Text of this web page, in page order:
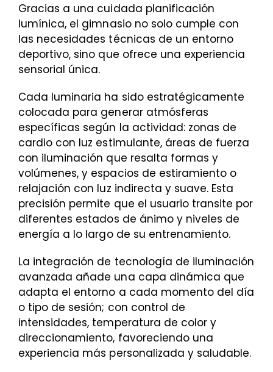
Gracias a una cuidada planificación
lumínica, el gimnasio no solo cumple con
las necesidades técnicas de un entorno
deportivo, sino que ofrece una experiencia
sensorial única.
Cada luminaria ha sido estratégicamente
colocada para generar atmósferas
específicas según la actividad: zonas de
cardio con luz estimulante, áreas de fuerza
con iluminación que resalta formas y
volúmenes, y espacios de estiramiento o
relajación con luz indirecta y suave. Esta
precisión permite que el usuario transite por
diferentes estados de ánimo y niveles de
energía a lo largo de su entrenamiento.
La integración de tecnología de iluminación
avanzada añade una capa dinámica que
adapta el entorno a cada momento del día
o tipo de sesión; con control de
intensidades, temperatura de color y
direccionamiento, favoreciendo una
experiencia más personalizada y saludable.